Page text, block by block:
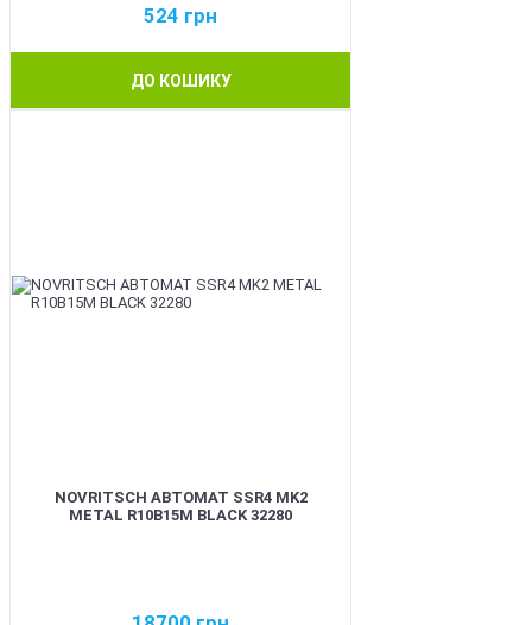
524 грн
ДО КОШИКУ
NOVRITSCH АВТОМАТ SSR4 MK2
METAL R10B15M BLACK 32280